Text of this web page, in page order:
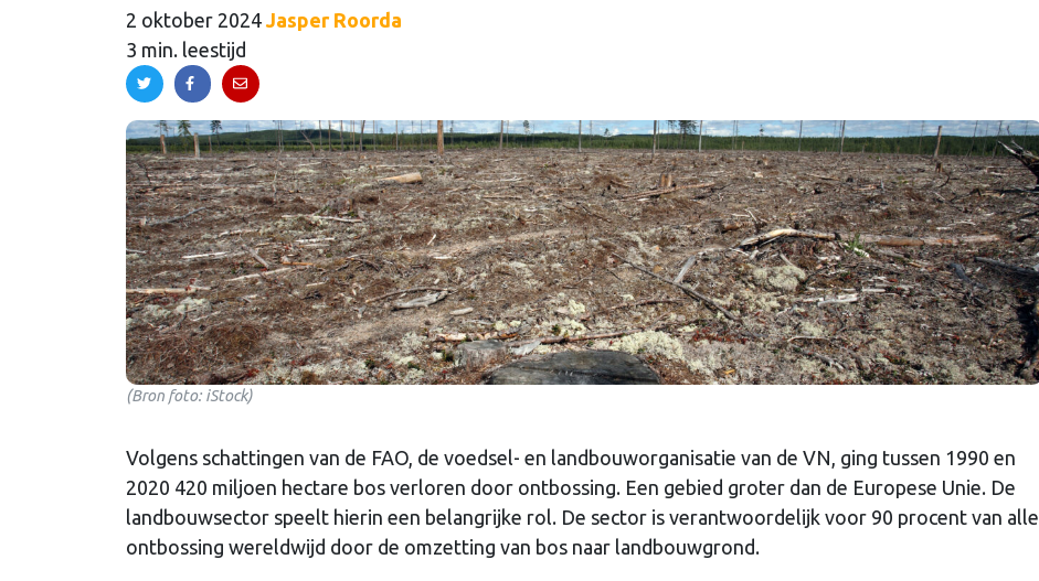
2 oktober 2024 Jasper Roorda
3 min. leestijd
(Bron foto: iStock)
Volgens schattingen van de FAO, de voedsel- en landbouworganisatie van de VN, ging tussen 1990 en
2020 420 miljoen hectare bos verloren door ontbossing. Een gebied groter dan de Europese Unie. De
landbouwsector speelt hierin een belangrijke rol. De sector is verantwoordelijk voor 90 procent van alle
ontbossing wereldwijd door de omzetting van bos naar landbouwgrond.